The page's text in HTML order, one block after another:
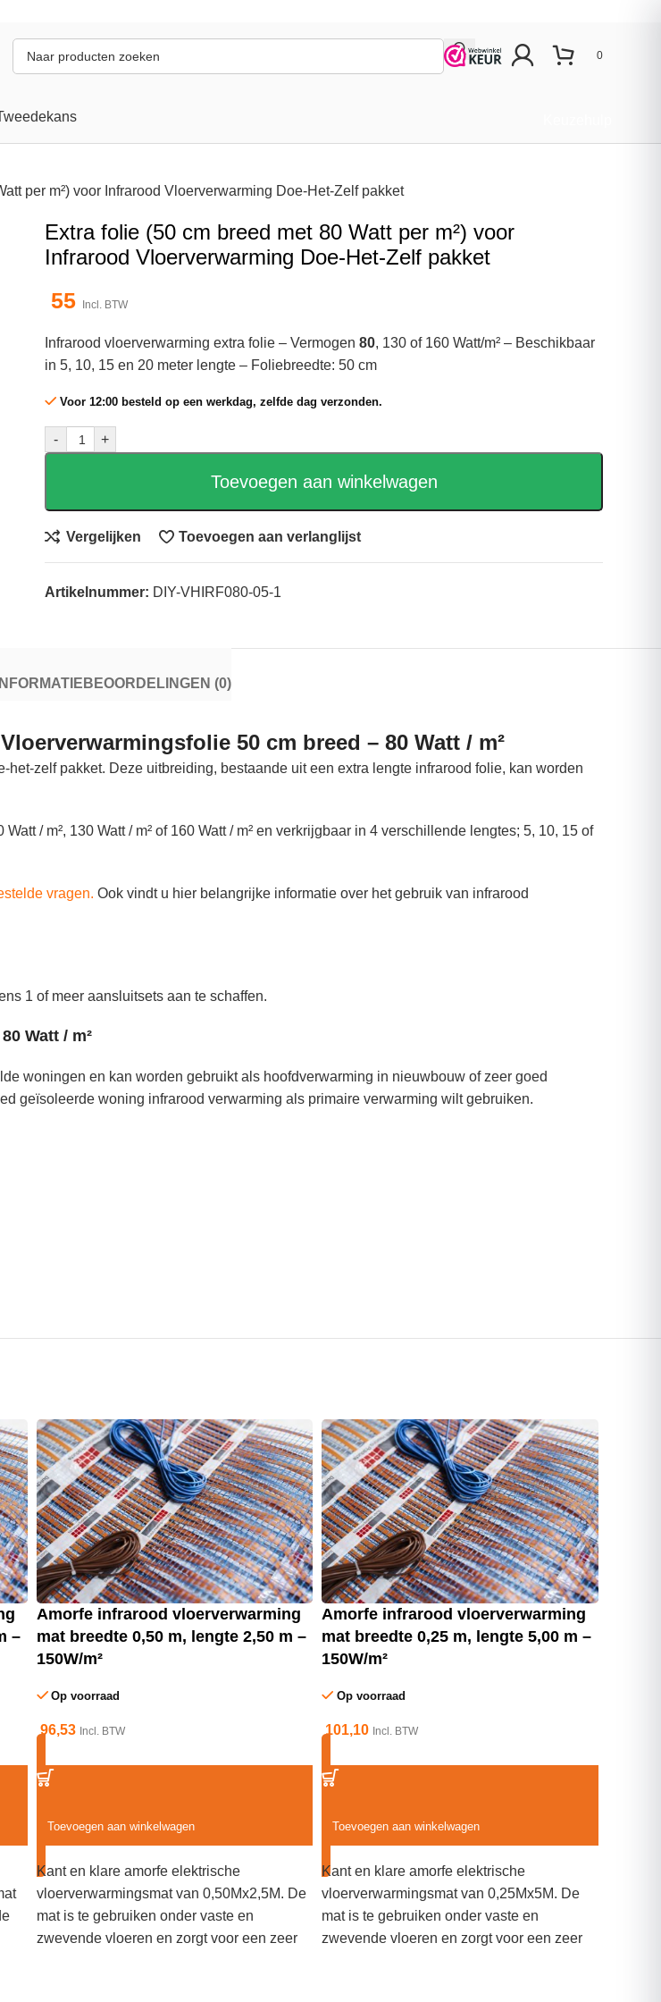
0
per m²) voor Infrarood Vloerverwarming Doe-Het-Zelf pakket
Extra folie (50 cm breed met 80 Watt per m²) voor
Infrarood Vloerverwarming Doe-Het-Zelf pakket
55
Incl. BTW
Infrarood vloerverwarming extra folie – Vermogen80, 130 of 160 Watt/m² – Beschikbaar
in 5, 10, 15 en 20 meter lengte – Foliebreedte: 50 cm
Voor 12:00 besteld op een werkdag, zelfde dag verzonden.
- +
Toevoegen aan winkelwagen
Vergelijken Toevoegen aan verlanglijst
Artikelnummer: DIY-VHIRF080-05-1
BEOORDELINGEN (0)
50 cm breed – 80 Watt / m²
zelf pakket. Deze uitbreiding, bestaande uit een extra lengte infrarood folie, kan worden
/ m², 130 Watt / m² of 160 Watt / m² en verkrijgbaar in 4 verschillende lengtes; 5, 10, 15 of
vragen. Ook vindt u hier belangrijke informatie over het gebruik van infrarood
1 of meer aansluitsets aan te schaffen.
Watt / m²
woningen en kan worden gebruikt als hoofdverwarming in nieuwbouw of zeer goed
geïsoleerde woning infrarood verwarming als primaire verwarming wilt gebruiken.
–
Amorfe infrarood vloerverwarming
mat breedte 0,50 m, lengte 2,50 m –
150W/m²
Op voorraad
96,53 Incl. BTW
Toevoegen aan winkelwagen
Kant en klare amorfe elektrische
vloerverwarmingsmat van 0,50Mx2,5M. De
mat is te gebruiken onder vaste en
zwevende vloeren en zorgt voor een zeer
Amorfe infrarood vloerverwarming
mat breedte 0,25 m, lengte 5,00 m –
150W/m²
Op voorraad
101,10 Incl. BTW
Toevoegen aan winkelwagen
Kant en klare amorfe elektrische
vloerverwarmingsmat van 0,25Mx5M. De
mat is te gebruiken onder vaste en
zwevende vloeren en zorgt voor een zeer